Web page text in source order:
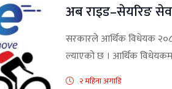
अब राइड–सेयरिङ
सरकारले आर्थिक विधेयक
ल्याएको छ । आर्थिक
२ महिना अगाडि